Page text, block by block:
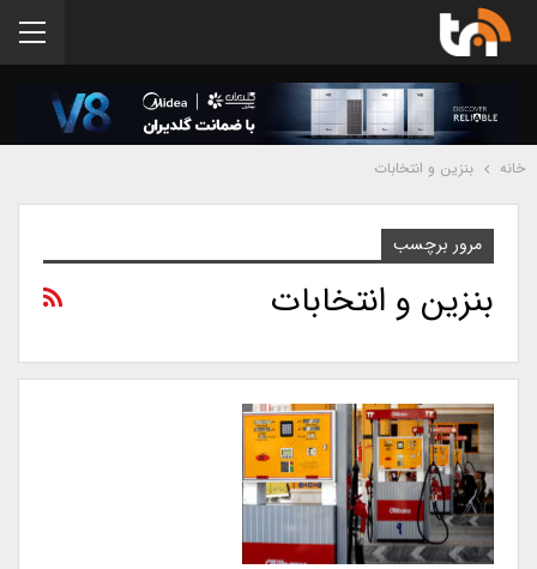
خانه بنزین و انتخابات
مرور برچسب
بنزین و انتخابات